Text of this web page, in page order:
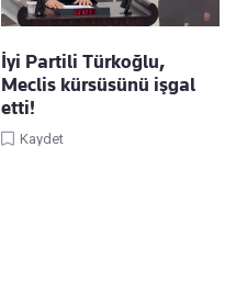
İyi Partili Türkoğlu,
Meclis kürsüsünü işgal
etti!
Kaydet